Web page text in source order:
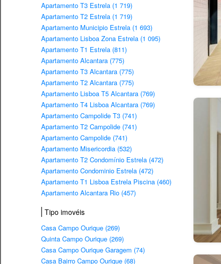
Apartamento T3 Estrela (1 719)
Apartamento T2 Estrela (1 719)
Apartamento Municipio Estrela (1 693)
Apartamento Lisboa Zona Estrela (1 095)
Apartamento T1 Estrela (811)
Apartamento Alcantara (775)
Apartamento T3 Alcantara (775)
Apartamento T2 Alcantara (775)
Apartamento Lisboa T5 Alcantara (769)
Apartamento T4 Lisboa Alcantara (769)
Apartamento Campolide T3 (741)
Apartamento T2 Campolide (741)
Apartamento Campolide (741)
Apartamento Misericordia (532)
Apartamento T2 Condomínio Estrela (472)
Apartamento Condominio Estrela (472)
Apartamento T1 Lisboa Estrela Piscina (460)
Apartamento Alcantara Rio (457)
Tipo imovéis
Casa Campo Ourique (269)
Quinta Campo Ourique (269)
Casa Campo Ourique Garagem (74)
Casa Bairro Campo Ourique (68)